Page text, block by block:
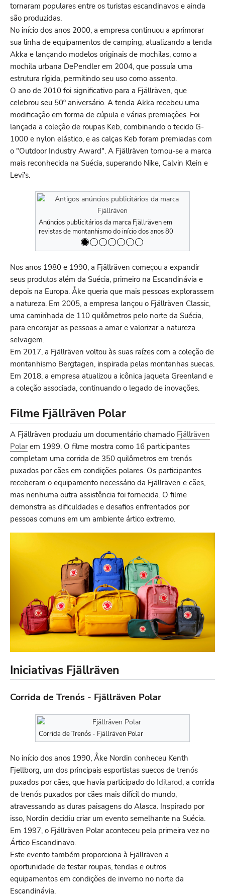
tornaram populares entre os turistas escandinavos e ainda
são produzidas.
No início dos anos 2000, a empresa continuou a aprimorar
sua linha de equipamentos de camping, atualizando a tenda
Akka e lançando modelos originais de mochilas, como a
mochila urbana DePendler em 2004, que possuía uma
estrutura rígida, permitindo seu uso como assento.
O ano de 2010 foi significativo para a Fjällräven, que
celebrou seu 50º aniversário. A tenda Akka recebeu uma
modificação em forma de cúpula e várias premiações. Foi
lançada a coleção de roupas Keb, combinando o tecido G-
1000 e nylon elástico, e as calças Keb foram premiadas com
o "Outdoor Industry Award". A Fjällräven tornou-se a marca
mais reconhecida na Suécia, superando Nike, Calvin Klein e
Levi's.
Anúncios publicitários da marca Fjällräven em
revistas de montanhismo do início dos anos 80
Nos anos 1980 e 1990, a Fjällräven começou a expandir
seus produtos além da Suécia, primeiro na Escandinávia e
depois na Europa. Åke queria que mais pessoas explorassem
a natureza. Em 2005, a empresa lançou o Fjällräven Classic,
uma caminhada de 110 quilômetros pelo norte da Suécia,
para encorajar as pessoas a amar e valorizar a natureza
selvagem.
Em 2017, a Fjällräven voltou às suas raízes com a coleção de
montanhismo Bergtagen, inspirada pelas montanhas suecas.
Em 2018, a empresa atualizou a icônica jaqueta Greenland e
a coleção associada, continuando o legado de inovações.
Filme Fjällräven Polar
A Fjällräven produziu um documentário chamado Fjällräven
Polarem 1999. O filme mostra como 16 participantes
completam uma corrida de 350 quilômetros em trenós
puxados por cães em condições polares. Os participantes
receberam o equipamento necessário da Fjällräven e cães,
mas nenhuma outra assistência foi fornecida. O filme
demonstra as dificuldades e desafios enfrentados por
pessoas comuns em um ambiente ártico extremo.
Iniciativas Fjällräven
Corrida de Trenós - Fjällräven Polar
Corrida de Trenós - Fjällräven Polar
No início dos anos 1990, Åke Nordin conheceu Kenth
Fjellborg, um dos principais esportistas suecos de trenós
puxados por cães, que havia participado do Iditarod, a corrida
de trenós puxados por cães mais difícil do mundo,
atravessando as duras paisagens do Alasca. Inspirado por
isso, Nordin decidiu criar um evento semelhante na Suécia.
Em 1997, o Fjällräven Polar aconteceu pela primeira vez no
Ártico Escandinavo.
Este evento também proporciona à Fjällräven a
oportunidade de testar roupas, tendas e outros
equipamentos em condições de inverno no norte da
Escandinávia.